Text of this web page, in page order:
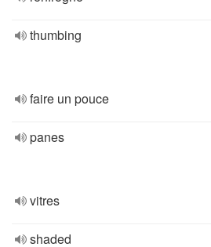
thumbing
faire un pouce
panes
vitres
shaded